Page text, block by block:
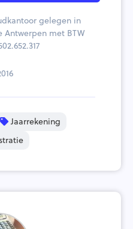
gelegen in
Antwerpen met BTW
Jaarrekening